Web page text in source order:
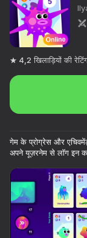
4,2 खिलाड़ियों की
गेम के प्रोग्रेस और
अपने यूज़रनेम से लॉग इन